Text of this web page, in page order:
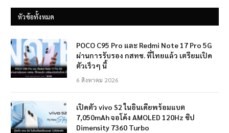
หัวข้อทั้งหมด
POCO C95 Pro และ Redmi Note 17 Pro 5G
ผ่านการรับรอง กสทช. ที่ไทยแล้ว เตรียมเปิด
ตัวเร็วๆ นี้
6 สิงหาคม 2026
เปิดตัว vivo S2 ในอินเดียพร้อมแบต
7,050mAh จอโค้ง AMOLED 120Hz ชิป
Dimensity 7360 Turbo